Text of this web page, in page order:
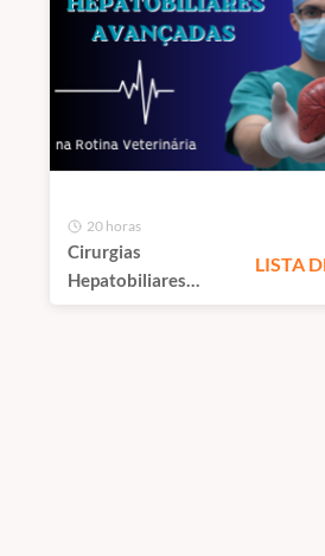
20 horas
Cirurgias
Hepatobiliares
Avançadas | São
LISTA